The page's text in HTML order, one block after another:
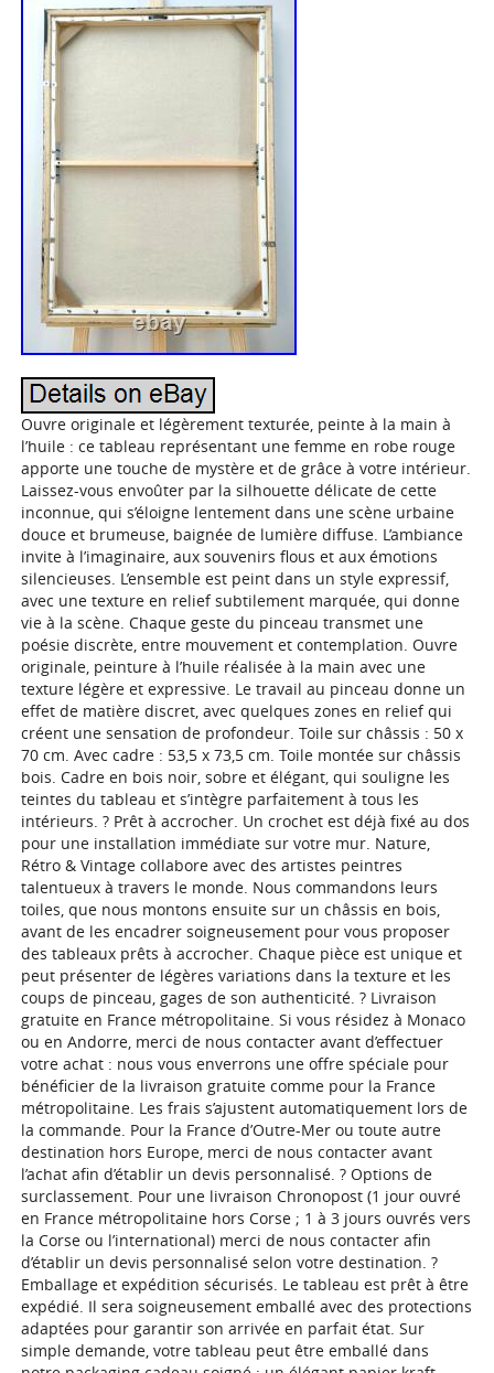
Ouvre originale et légèrement texturée, peinte à la main à
l’huile : ce tableau représentant une femme en robe rouge
apporte une touche de mystère et de grâce à votre intérieur.
Laissez-vous envoûter par la silhouette délicate de cette
inconnue, qui s’éloigne lentement dans une scène urbaine
douce et brumeuse, baignée de lumière diffuse. L’ambiance
invite à l’imaginaire, aux souvenirs flous et aux émotions
silencieuses. L’ensemble est peint dans un style expressif,
avec une texture en relief subtilement marquée, qui donne
vie à la scène. Chaque geste du pinceau transmet une
poésie discrète, entre mouvement et contemplation. Ouvre
originale, peinture à l’huile réalisée à la main avec une
texture légère et expressive. Le travail au pinceau donne un
effet de matière discret, avec quelques zones en relief qui
créent une sensation de profondeur. Toile sur châssis : 50 x
70 cm. Avec cadre : 53,5 x 73,5 cm. Toile montée sur châssis
bois. Cadre en bois noir, sobre et élégant, qui souligne les
teintes du tableau et s’intègre parfaitement à tous les
intérieurs. ? Prêt à accrocher. Un crochet est déjà fixé au dos
pour une installation immédiate sur votre mur. Nature,
Rétro & Vintage collabore avec des artistes peintres
talentueux à travers le monde. Nous commandons leurs
toiles, que nous montons ensuite sur un châssis en bois,
avant de les encadrer soigneusement pour vous proposer
des tableaux prêts à accrocher. Chaque pièce est unique et
peut présenter de légères variations dans la texture et les
coups de pinceau, gages de son authenticité. ? Livraison
gratuite en France métropolitaine. Si vous résidez à Monaco
ou en Andorre, merci de nous contacter avant d’effectuer
votre achat : nous vous enverrons une offre spéciale pour
bénéficier de la livraison gratuite comme pour la France
métropolitaine. Les frais s’ajustent automatiquement lors de
la commande. Pour la France d’Outre-Mer ou toute autre
destination hors Europe, merci de nous contacter avant
l’achat afin d’établir un devis personnalisé. ? Options de
surclassement. Pour une livraison Chronopost (1 jour ouvré
en France métropolitaine hors Corse ; 1 à 3 jours ouvrés vers
la Corse ou l’international) merci de nous contacter afin
d’établir un devis personnalisé selon votre destination. ?
Emballage et expédition sécurisés. Le tableau est prêt à être
expédié. Il sera soigneusement emballé avec des protections
adaptées pour garantir son arrivée en parfait état. Sur
simple demande, votre tableau peut être emballé dans